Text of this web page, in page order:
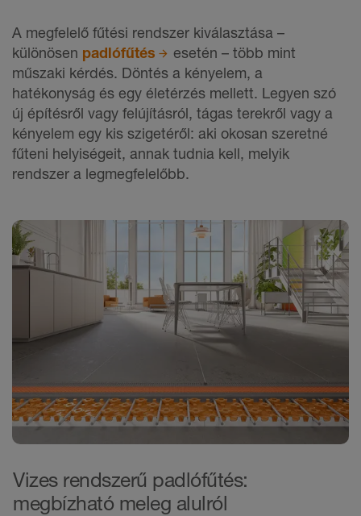
A megfelelő fűtési rendszer kiválasztása –
különösen padlófűtés
esetén – több mint
műszaki kérdés. Döntés a kényelem, a
hatékonyság és egy életérzés mellett. Legyen szó
új építésről vagy felújításról, tágas terekről vagy a
kényelem egy kis szigetéről: aki okosan szeretné
fűteni helyiségeit, annak tudnia kell, melyik
rendszer a legmegfelelőbb.
Vizes rendszerű padlófűtés:
megbízható meleg alulról